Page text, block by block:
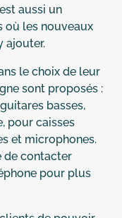
aussi un
où les nouveaux
ajouter.
le choix de leur
sont proposés :
basses,
pour caisses
et microphones.
de contacter
pour plus